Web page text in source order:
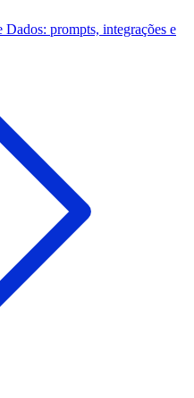
Dados: prompts, integrações e